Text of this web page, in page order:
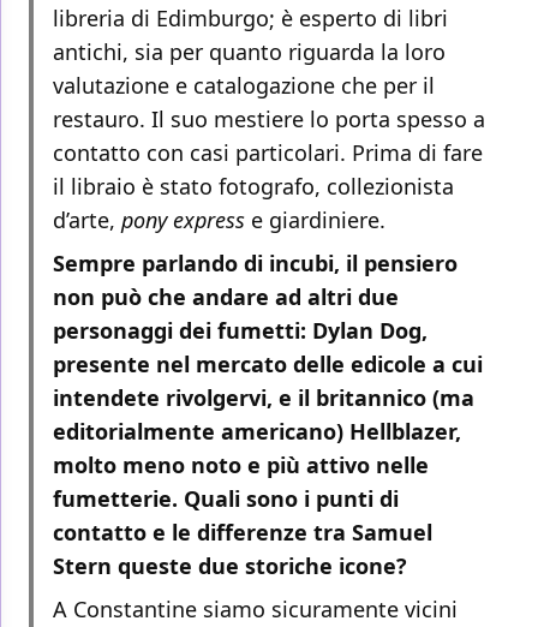
libreria di Edimburgo; è esperto di libri
antichi, sia per quanto riguarda la loro
valutazione e catalogazione che per il
restauro. Il suo mestiere lo porta spesso a
contatto con casi particolari. Prima di fare
il libraio è stato fotografo, collezionista
d’arte, pony express e giardiniere.
Sempre parlando di incubi, il pensiero
non può che andare ad altri due
personaggi dei fumetti: Dylan Dog,
presente nel mercato delle edicole a cui
intendete rivolgervi, e il britannico (ma
editorialmente americano) Hellblazer,
molto meno noto e più attivo nelle
fumetterie. Quali sono i punti di
contatto e le differenze tra Samuel
Stern queste due storiche icone?
A Constantine siamo sicuramente vicini